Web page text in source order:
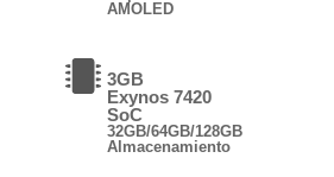
AMOLED
3GB
Exynos 7420
SoC
32GB/64GB/128GB
Almacenamiento